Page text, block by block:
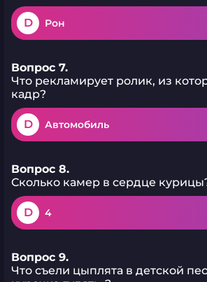
D Рон
Вопрос 7.
Что рекламирует ролик, из
кадр?
D Автомобиль
Вопрос 8.
Сколько камер в сердце
D 4
Вопрос 9.
Что съели цыплята в детской